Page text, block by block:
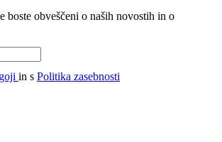
boste obveščeni o naših novostih in o
in s Politika zasebnosti